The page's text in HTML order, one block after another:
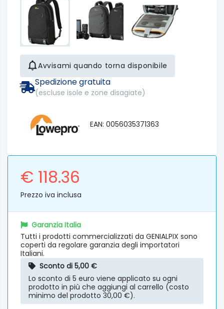
Avvisami quando torna disponibile
Spedizione gratuita
(escluse isole e zone disagiate)
EAN: 0056035371363
€ 118.36
Prezzo iva inclusa
Garanzia Italia
Tutti i prodotti commercializzati da GENIALPIX sono
coperti da regolare garanzia degli importatori
Italiani.
Sconto di 5,00 €
Lo sconto di 5 euro viene applicato su ogni
prodotto in più che aggiungi al carrello (costo
minimo del prodotto 30,00 €).